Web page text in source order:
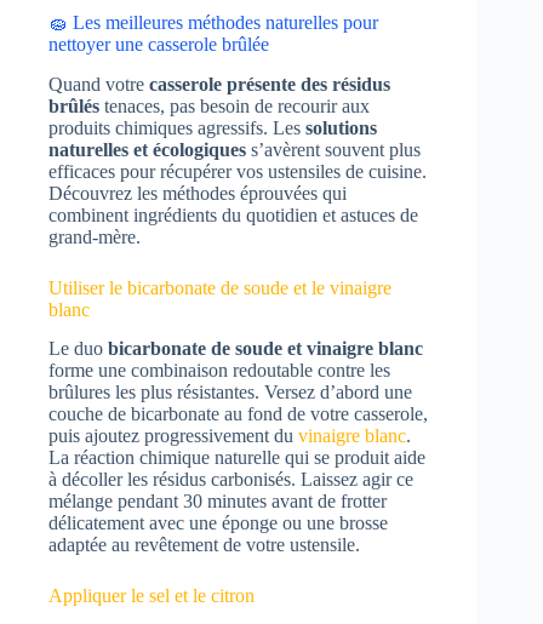
🧽 Les meilleures méthodes naturelles pour
nettoyer une casserole brûlée
Quand votre casserole présente des résidus
brûlés tenaces, pas besoin de recourir aux
produits chimiques agressifs. Les solutions
naturelles et écologiques s’avèrent souvent plus
efficaces pour récupérer vos ustensiles de cuisine.
Découvrez les méthodes éprouvées qui
combinent ingrédients du quotidien et astuces de
grand-mère.
Utiliser le bicarbonate de soude et le vinaigre
blanc
Le duo bicarbonate de soude et vinaigre blanc
forme une combinaison redoutable contre les
brûlures les plus résistantes. Versez d’abord une
couche de bicarbonate au fond de votre casserole,
puis ajoutez progressivement du vinaigre blanc.
La réaction chimique naturelle qui se produit aide
à décoller les résidus carbonisés. Laissez agir ce
mélange pendant 30 minutes avant de frotter
délicatement avec une éponge ou une brosse
adaptée au revêtement de votre ustensile.
Appliquer le sel et le citron